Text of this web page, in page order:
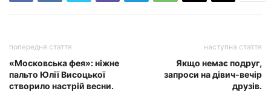
попередня стаття
«Московська фея»: ніжне
пальто Юлії Висоцької
створило настрій весни.
наступна стаття
Якщо немає подруг,
запроси на дівич-вечір
друзів.